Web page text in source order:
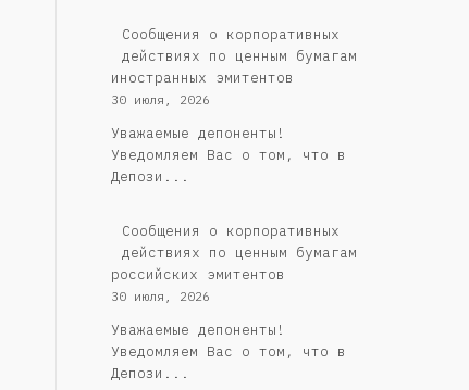
Сообщения о корпоративных
действиях по ценным бумагам
иностранных эмитентов
30 июля, 2026
Уважаемые депоненты!
Уведомляем Вас о том, что в
Депози...
Cообщения о корпоративных
действиях по ценным бумагам
российских эмитентов
30 июля, 2026
Уважаемые депоненты!
Уведомляем Вас о том, что в
Депози...